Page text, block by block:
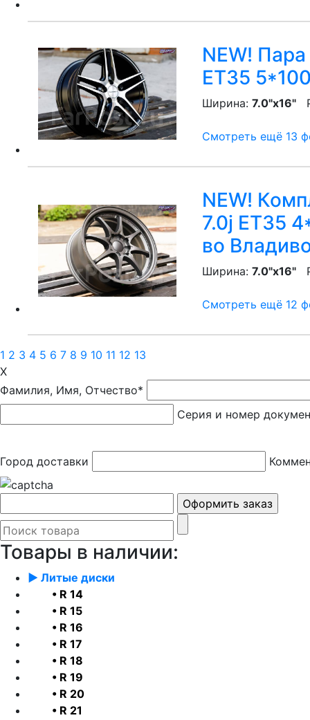
NEW!
ET35
Ширина: 7.0"x16"
Смотреть ещё 13
NEW!
7.0j ET35
во
Ширина: 7.0"x16"
Смотреть ещё 12
1 2 3 4 5 6 7 8 9 10 11 12 13
X
Фамилия, Имя, Отчество*
Серия и номер
Город доставки
Товары в наличии:
► Литые диски
• R 14
• R 15
• R 16
• R 17
• R 18
• R 19
• R 20
• R 21